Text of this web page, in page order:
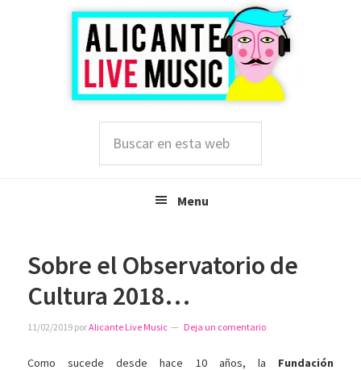
esta
Menu
Sobre el Observatorio de
Cultura 2018…
11/02/2019 porAlicante Live Music Deja un comentario
Como sucede desde hace 10 años, la Fundación